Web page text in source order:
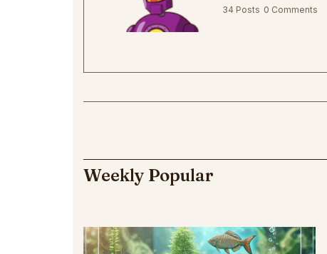
34 Posts 0 Comments
Weekly Popular